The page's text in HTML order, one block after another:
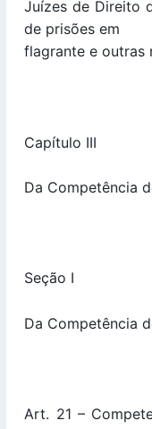
Juízes de Direito
de prisões em
flagrante e outras
Capítulo III
Da Competência
Seção I
Da Competência
Art. 21 –